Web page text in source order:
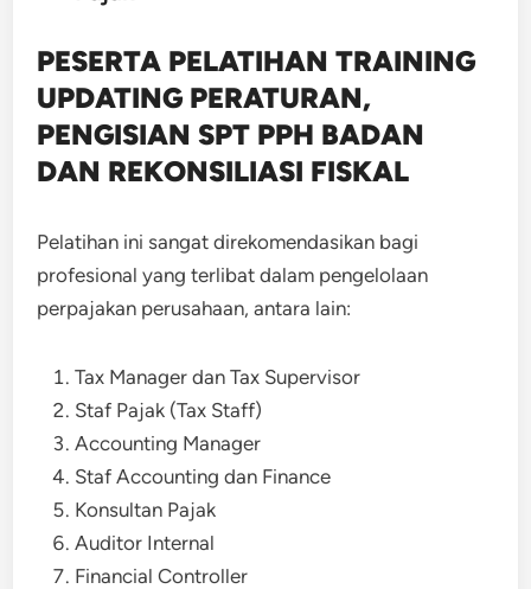
PESERTA PELATIHAN TRAINING
UPDATING PERATURAN,
PENGISIAN SPT PPH BADAN
DAN REKONSILIASI FISKAL
Pelatihan ini sangat direkomendasikan bagi
profesional yang terlibat dalam pengelolaan
perpajakan perusahaan, antara lain:
Tax Manager dan Tax Supervisor
Staf Pajak (Tax Staff)
Accounting Manager
Staf Accounting dan Finance
Konsultan Pajak
Auditor Internal
Financial Controller